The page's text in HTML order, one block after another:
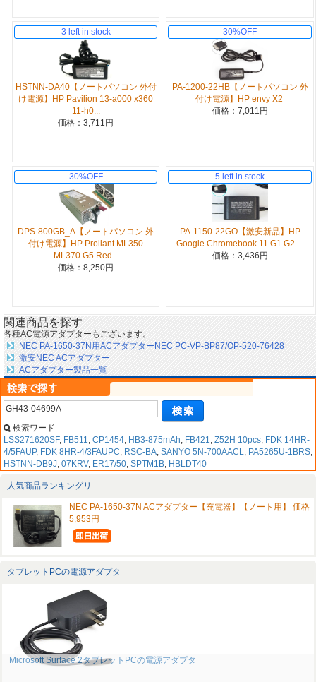
3 left in stock
HSTNN-DA40【ノートパソコン 外付
け電源】HP Pavilion 13-a000 x360
11-h0...
価格：3,711円
30%OFF
PA-1200-22HB【ノートパソコン 外
付け電源】HP envy X2
価格：7,011円
30%OFF
DPS-800GB_A【ノートパソコン 外
付け電源】HP Proliant ML350
ML370 G5 Red...
価格：8,250円
5 left in stock
PA-1150-22GO【激安新品】HP
Google Chromebook 11 G1 G2 ...
価格：3,436円
関連商品を探す
各種AC電源アダプターもございます。
NEC PA-1650-37N用ACアダプターNEC PC-VP-BP87/OP-520-76428
激安NEC ACアダプター
ACアダプター製品一覧
検索ワード
LSS271620SF, FB511, CP1454, HB3-875mAh, FB421, Z52H 10pcs, FDK 14HR-
4/5FAUP, FDK 8HR-4/3FAUPC, RSC-BA, SANYO 5N-700AACL, PA5265U-1BRS,
HSTNN-DB9J, 07KRV, ER17/50, SPTM1B, HBLDT40
人気商品ランキングリ
NEC PA-1650-37N ACアダプター【充電器】【ノート用】 価格
5,953円
タブレットPCの電源アダプタ
Microsoft Surface 2タブレットPCの電源アダプタ